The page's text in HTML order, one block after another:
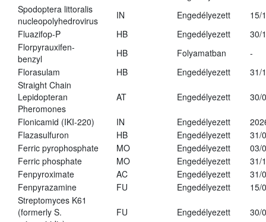
Spodoptera littoralis
nucleopolyhedrovirus
IN Engedélyezett
15/
Fluazifop-P
HB Engedélyezett
30/
Florpyrauxifen-
benzyl
HB Folyamatban
-
Florasulam
HB Engedélyezett
31/
Straight Chain
Lepidopteran
Pheromones
AT Engedélyezett 30/
Flonicamid (IKI-220) IN Engedélyezett
Flazasulfuron
HB Engedélyezett
31/
Ferric pyrophosphate
MO Engedélyezett
03/
Ferric phosphate
MO Engedélyezett
31/
Fenpyroximate
AC Engedélyezett
31/
Fenpyrazamine
FU Engedélyezett
15/
Streptomyces K61
(formerly S.
FU Engedélyezett 30/